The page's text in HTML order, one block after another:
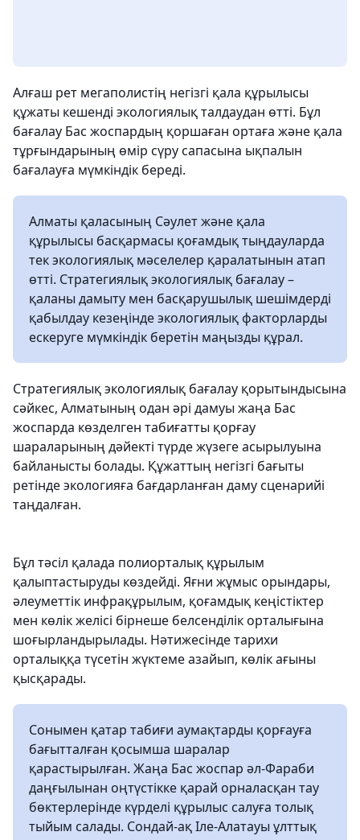
Алғаш рет мегаполистің негізгі қала құрылысы
құжаты кешенді экологиялық талдаудан өтті. Бұл
бағалау Бас жоспардың қоршаған ортаға және қала
тұрғындарының өмір сүру сапасына ықпалын
бағалауға мүмкіндік береді.
Алматы қаласының Сәулет және қала
құрылысы басқармасы қоғамдық тыңдауларда
тек экологиялық мәселелер қаралатынын атап
өтті. Стратегиялық экологиялық бағалау –
қаланы дамыту мен басқарушылық шешімдерді
қабылдау кезеңінде экологиялық факторларды
ескеруге мүмкіндік беретін маңызды құрал.
Стратегиялық экологиялық бағалау қорытындысына
сәйкес, Алматының одан әрі дамуы жаңа Бас
жоспарда көзделген табиғатты қорғау
шараларының дәйекті түрде жүзеге асырылуына
байланысты болады. Құжаттың негізгі бағыты
ретінде экологияға бағдарланған даму сценарийі
таңдалған.
Бұл тәсіл қалада полиорталық құрылым
қалыптастыруды көздейді. Яғни жұмыс орындары,
әлеуметтік инфрақұрылым, қоғамдық кеңістіктер
мен көлік желісі бірнеше белсенділік орталығына
шоғырландырылады. Нәтижесінде тарихи
орталыққа түсетін жүктеме азайып, көлік ағыны
қысқарады.
Сонымен қатар табиғи аумақтарды қорғауға
бағытталған қосымша шаралар
қарастырылған. Жаңа Бас жоспар әл-Фараби
даңғылынан оңтүстікке қарай орналасқан тау
бөктерлерінде күрделі құрылыс салуға толық
тыйым салады. Сондай-ақ Іле-Алатауы ұлттық